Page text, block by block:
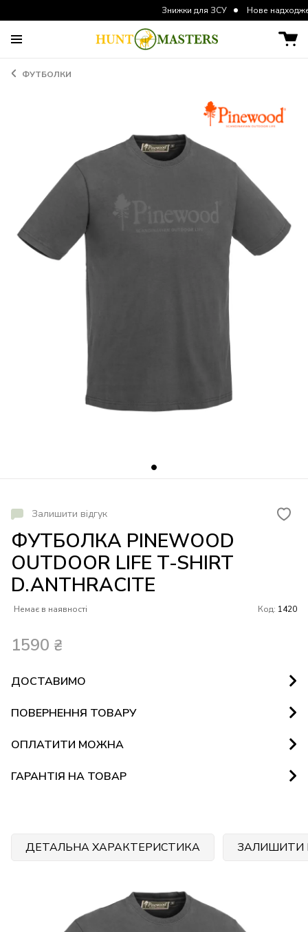
Знижки для ЗСУ Нове надходження
ФУТБОЛКИ
Залишити відгук
ФУТБОЛКА PINEWOOD
OUTDOOR LIFE T-SHIRT
D.ANTHRACITE
Немає в наявності Код: 1420
1590 ₴
ДОСТАВИМО
ПОВЕРНЕННЯ ТОВАРУ
ОПЛАТИТИ МОЖНА
ГАРАНТІЯ НА ТОВАР
ДЕТАЛЬНА ХАРАКТЕРИСТИКА ЗАЛИШИТИ